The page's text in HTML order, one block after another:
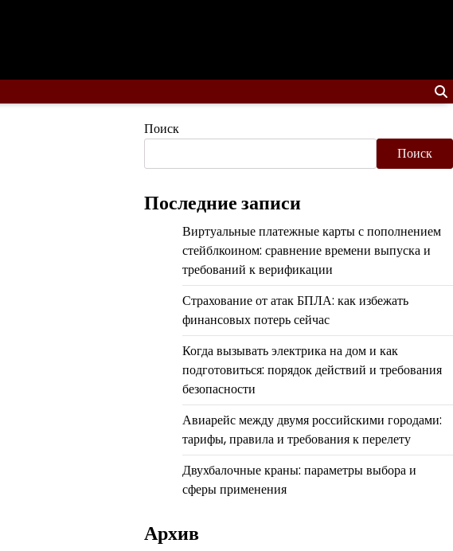
Поиск
Поиск
Последние записи
Виртуальные платежные карты с пополнением
стейблкоином: сравнение времени выпуска и
требований к верификации
Страхование от атак БПЛА: как избежать
финансовых потерь сейчас
Когда вызывать электрика на дом и как
подготовиться: порядок действий и требования
безопасности
Авиарейс между двумя российскими городами:
тарифы, правила и требования к перелету
Двухбалочные краны: параметры выбора и
сферы применения
Архив